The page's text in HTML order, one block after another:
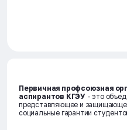
Первичная профсоюзная
аспирантов КГЭУ - это
представляющее и
социальные гарантии